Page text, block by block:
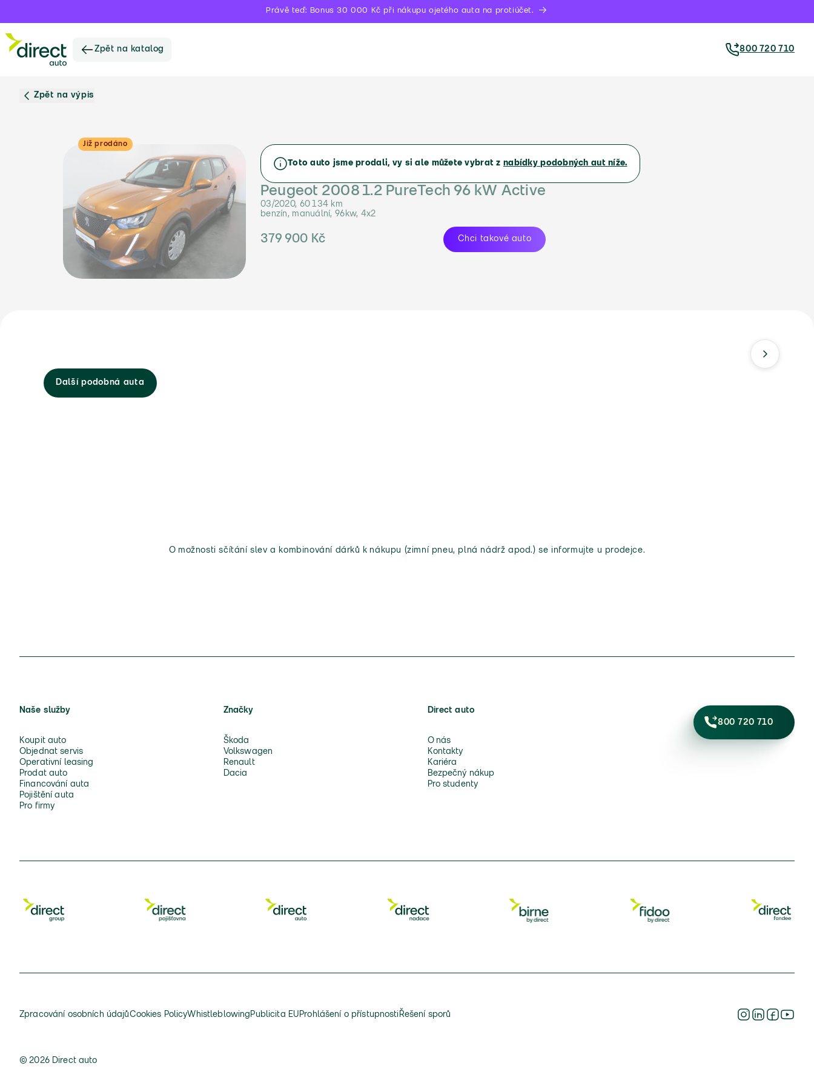
Právě teď: Bonus 30 000 Kč při nákupu ojetého auta na protiúčet.
Zpět na katalog 800 720 710
Zpět na výpis
Již prodáno
Toto auto jsme prodali, vy si ale můžete vybrat z nabídky podobných aut níže.
Peugeot 2008 1.2 PureTech 96 kW Active
03/2020, 60 134 km
benzín, manuální, 96kw, 4x2
379 900 Kč Chci takové auto
Další podobná auta
O možnosti sčítání slev a kombinování dárků k nákupu (zimní pneu, plná nádrž apod.) se informujte u prodejce.
Naše služby
Koupit auto
Objednat servis
Operativní leasing
Prodat auto
Financování auta
Pojištění auta
Pro firmy
Značky
Škoda
Volkswagen
Renault
Dacia
Direct auto
O nás
Kontakty
Kariéra
Bezpečný nákup
Pro studenty
800 720 710
Zpracování osobních údajůCookies PolicyWhistleblowing Publicita EU Prohlášení o přístupnosti Řešení sporů
© 2026 Direct auto